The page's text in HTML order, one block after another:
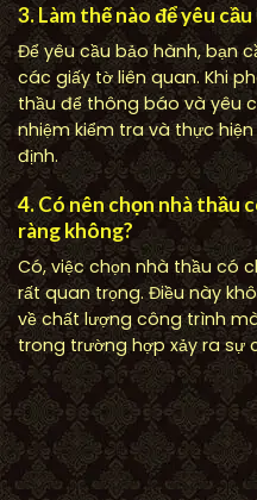
3. Làm thế nào để yêu
Để yêu cầu bảo hành, bạn
các giấy tờ liên quan. Khi
thầu để thông báo và yêu
nhiệm kiểm tra và thực
định.
4. Có nên chọn nhà thầu
ràng không?
Có, việc chọn nhà thầu có
rất quan trọng. Điều này
về chất lượng công trình
trong trường hợp xảy ra sự